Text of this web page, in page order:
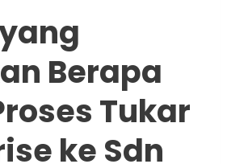
Berapa
Tukar
ke Sdn